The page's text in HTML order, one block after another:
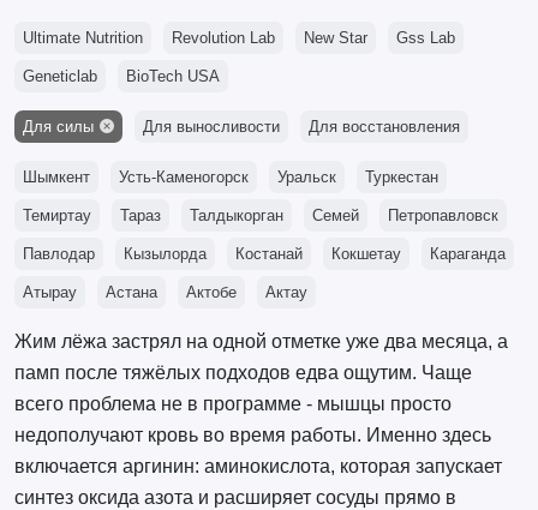
Ultimate Nutrition Revolution Lab New Star Gss Lab
Geneticlab BioTech USA
Для силы Для выносливости Для восстановления
Шымкент Усть-Каменогорск Уральск Туркестан
Темиртау Тараз Талдыкорган Семей Петропавловск
Павлодар Кызылорда Костанай Кокшетау Караганда
Атырау Астана Актобе Актау
Жим лёжа застрял на одной отметке уже два месяца, а
памп после тяжёлых подходов едва ощутим. Чаще
всего проблема не в программе - мышцы просто
недополучают кровь во время работы. Именно здесь
включается аргинин: аминокислота, которая запускает
синтез оксида азота и расширяет сосуды прямо в